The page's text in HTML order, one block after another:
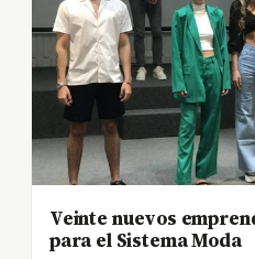
Veinte nuevos
para el Sistema Moda